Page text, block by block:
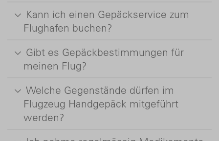
Kann ich einen Gepäckservice zum
Flughafen buchen?
Gibt es Gepäckbestimmungen für
meinen Flug?
Welche Gegenstände dürfen im
Flugzeug Handgepäck mitgeführt
werden?